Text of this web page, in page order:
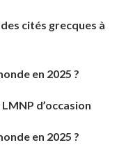
cités grecques à
en 2025 ?
d’occasion
en 2025 ?